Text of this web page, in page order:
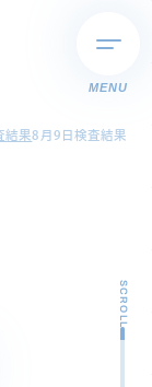
MENU
結果8月9日検査結果
SCROLL